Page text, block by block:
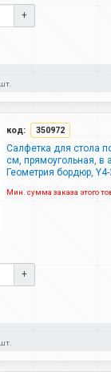
+
код: 350972
Салфетка для стола
см, прямоугольная, в
Геометрия бордюр,
Мин. сумма заказа этого
+